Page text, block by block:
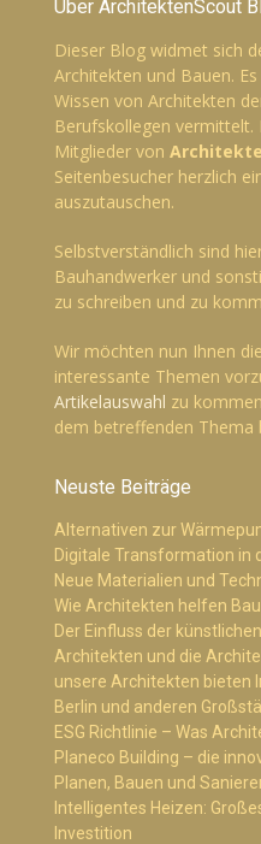
Über ArchitektenScout
Dieser Blog widmet sich
Architekten und Bauen.
Wissen von Architekten
Berufskollegen vermittelt.
Mitglieder von
Seitenbesucher herzlich
auszutauschen.
Selbstverständlich sind
Bauhandwerker und
zu schreiben und zu
Wir möchten nun Ihnen
interessante Themen
Artikelauswahl zu
dem betreffenden Thema
Neuste Beiträge
Alternativen zur
Digitale Transformation in
Neue Materialien und
Wie Architekten helfen
Der Einfluss der
Architekten und die
unsere Architekten bieten
Berlin und anderen
ESG Richtlinie – Was
Planeco Building – die
Planen, Bauen und
Intelligentes Heizen:
Investition